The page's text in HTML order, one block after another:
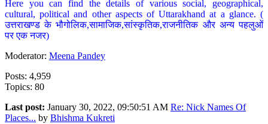
Here you can find the details of various social, geographical,
cultural, political and other aspects of Uttarakhand at a glance. (
उत्तराखण्ड के भौगोलिक,सामाजिक,सांस्कृतिक,राजनीतिक और अन्य पहलुओं
पर एक नजर)
Moderator: Meena Pandey
Posts: 4,959
Topics: 80
Last post: January 30, 2022, 09:50:51 AM Re: Nick Names Of
Places... by Bhishma Kukreti